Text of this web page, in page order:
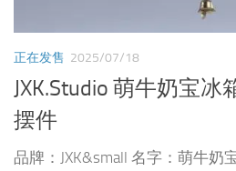
正在发售 2025/07/18
JXK.Studio 萌牛奶宝冰
摆件
品牌：JXK&small 名字：萌牛奶